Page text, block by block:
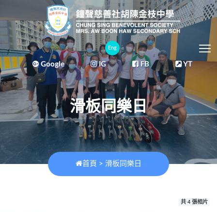
Eng
Google IG FB YT
滑板同樂日
首頁 > 滑板同樂日
共 4 張相片